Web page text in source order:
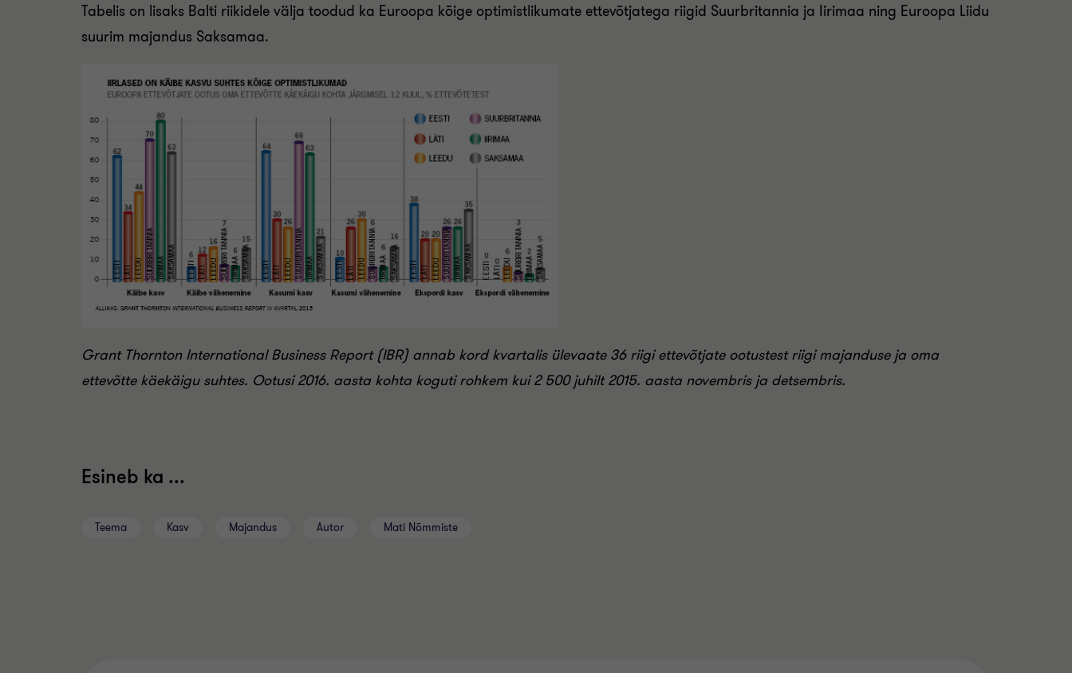
Tabelis on lisaks Balti riikidele välja toodud ka Euroopa kõige optimistlikumate ettevõtjatega riigid Suurbritannia ja Iirimaa ning Euroopa Liidu
suurim majandus Saksamaa.
Grant Thornton International Business Report (IBR) annab kord kvartalis ülevaate 36 riigi ettevõtjate ootustest riigi majanduse ja oma
ettevõtte käekäigu suhtes. Ootusi 2016. aasta kohta koguti rohkem kui 2 500 juhilt 2015. aasta novembris ja detsembris.
Esineb ka ...
Teema Kasv Majandus Autor Mati Nõmmiste